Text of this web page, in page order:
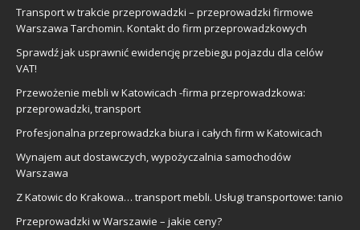
Transport w trakcie przeprowadzki – przeprowadzki firmowe
Warszawa Tarchomin. Kontakt do firm przeprowadzkowych
Sprawdź jak usprawnić ewidencję przebiegu pojazdu dla celów
VAT!
Przewożenie mebli w Katowicach -firma przeprowadzkowa:
przeprowadzki, transport
Profesjonalna przeprowadzka biura i całych firm w Katowicach
Wynajem aut dostawczych, wypożyczalnia samochodów
Warszawa
Z Katowic do Krakowa… transport mebli. Usługi transportowe: tanio
Przeprowadzki w Warszawie – jakie ceny?